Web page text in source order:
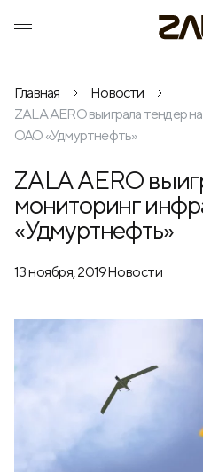
Главная
Новости
ZALA AERO выиграла тендер
ОАО «Удмуртнефть»
ZALA AERO
мониторинг
«Удмуртнефть»
13 ноября, 2019Новости